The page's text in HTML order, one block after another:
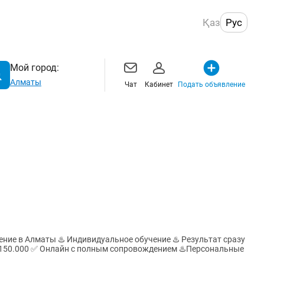
Қаз Рус
Мой город:
Алматы Чат Кабинет Подать объявление